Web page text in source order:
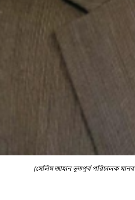
(সেলিম জাহান ভূতপূর্ব পরিচালক মানব